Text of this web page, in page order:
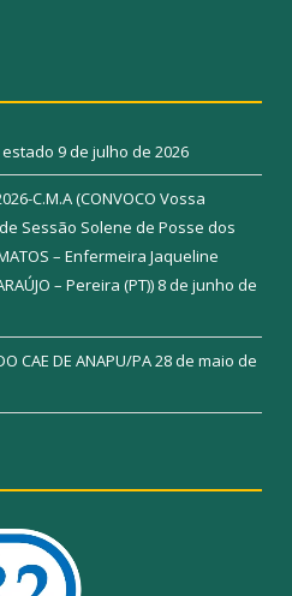
9 de julho de 2026
C.M.A (CONVOCO Vossa
Sessão Solene de Posse dos
– Enfermeira Jaqueline
– Pereira (PT)) 8 de junho de
CAE DE ANAPU/PA28 de maio de